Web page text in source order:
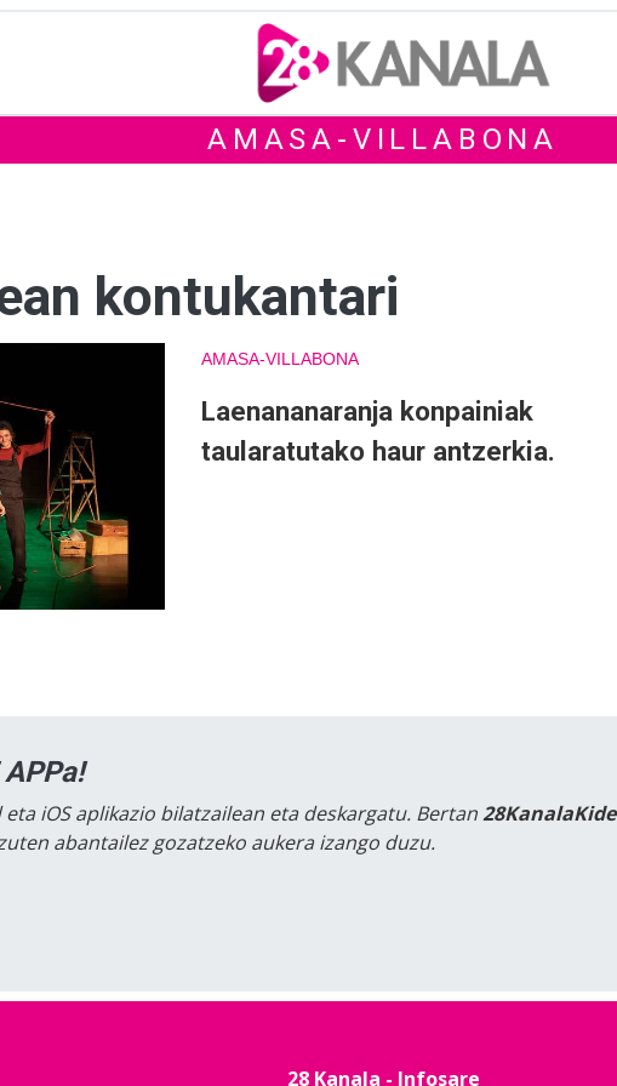
AMASA-VILLABONA
kontukantari
AMASA-VILLABONA
Laenananaranja konpainiak
taularatutako haur antzerkia.
APPa!
iOS aplikazio bilatzailean eta deskargatu. Bertan28KanalaKide
abantailez gozatzeko aukera izango duzu.
28 Kanala - Infosare